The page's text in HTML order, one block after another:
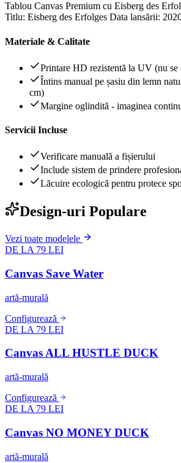
Tablou Canvas Premium cu Eisberg des
Titlu: Eisberg des Erfolges Data lansării:
Materiale & Calitate
Printare HD rezistentă la UV (nu se
Întins manual pe șasiu din lemn
cm)
Margine oglindită - imaginea
Servicii Incluse
Verificare manuală a fișierului
Include sistem de prindere
Lăcuire ecologică pentru protece
Design-uri Populare
Vezi toate modelele
DE LA 79 LEI
Canvas Save Water
artă-murală
Configurează
DE LA 79 LEI
Canvas ALL HUSTLE DUCK
artă-murală
Configurează
DE LA 79 LEI
Canvas NO MONEY DUCK
artă-murală